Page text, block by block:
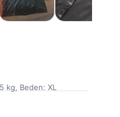
kg, Beden: XL